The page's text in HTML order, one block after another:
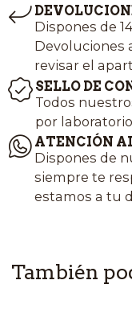
Dispones de
Devoluciones
revisar el
SELLO DE
Todos
por
ATENCIÓN
Dispones de
siempre te
estamos a tu
También